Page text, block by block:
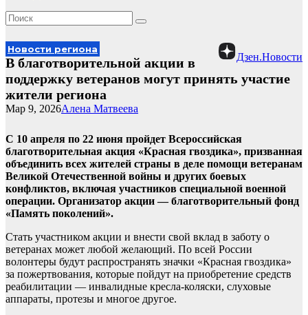
Дзен.Новости
Новости региона
В благотворительной акции в
поддержку ветеранов могут принять участие
жители региона
Алена Матвеева
Мар 9, 2026
С 10 апреля по 22 июня пройдет Всероссийская
благотворительная акция «Красная гвоздика», призванная
объединить всех жителей страны в деле помощи ветеранам
Великой Отечественной войны и других боевых
конфликтов, включая участников специальной военной
операции. Организатор акции — благотворительный фонд
«Память поколений».
Стать участником акции и внести свой вклад в заботу о
ветеранах может любой желающий. По всей России
волонтеры будут распространять значки «Красная гвоздика»
за пожертвования, которые пойдут на приобретение средств
реабилитации — инвалидные кресла-коляски, слуховые
аппараты, протезы и многое другое.